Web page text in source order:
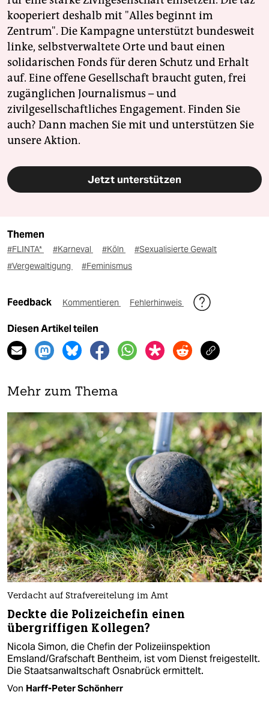
kooperiert deshalb mit "Alles beginnt im
Zentrum". Die Kampagne unterstützt bundesweit
linke, selbstverwaltete Orte und baut einen
solidarischen Fonds für deren Schutz und Erhalt
auf. Eine offene Gesellschaft braucht guten, frei
zugänglichen Journalismus – und
zivilgesellschaftliches Engagement. Finden Sie
auch? Dann machen Sie mit und unterstützen Sie
unsere Aktion.
Jetzt unterstützen
Themen
#FLINTA* #Karneval #Köln
#Sexualisierte Gewalt
#Vergewaltigung
#Feminismus
Feedback Kommentieren Fehlerhinweis
Diesen Artikel teilen
Mehr zum Thema
Verdacht auf Strafvereitelung im Amt
Deckte die Polizeichefin einen
übergriffigen Kollegen?
Nicola Simon, die Chefin der Polizeiinspektion
Emsland/Grafschaft Bentheim, ist vom Dienst freigestellt.
Die Staatsanwaltschaft Osnabrück ermittelt.
Von Harff-Peter Schönherr